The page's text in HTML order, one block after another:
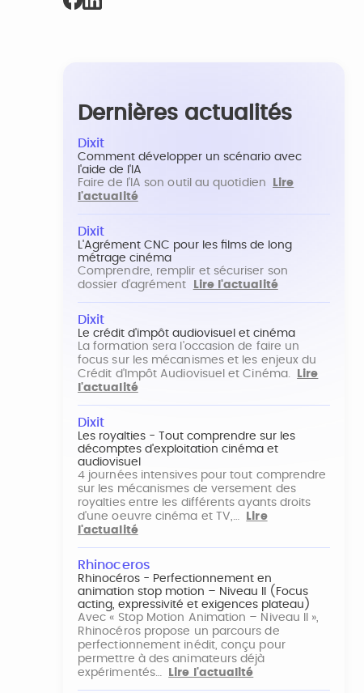
Dernières actualités
Dixit
Comment développer un scénario avec
l'aide de l'IA
Faire de l'IA son outil au quotidien
Lire
l'actualité
Dixit
L'Agrément CNC pour les films de long
métrage cinéma
Comprendre, remplir et sécuriser son
dossier d'agrément
Lire l'actualité
Dixit
Le crédit d'impôt audiovisuel et cinéma
La formation sera l'occasion de faire un
focus sur les mécanismes et les enjeux du
Crédit d'Impôt Audiovisuel et Cinéma.
Lire
l'actualité
Dixit
Les royalties - Tout comprendre sur les
décomptes d'exploitation cinéma et
audiovisuel
4 journées intensives pour tout comprendre
sur les mécanismes de versement des
royalties entre les différents ayants droits
d'une oeuvre cinéma et TV,…
Lire
l'actualité
Rhinoceros
Rhinocéros - Perfectionnement en
animation stop motion – Niveau II (Focus
acting, expressivité et exigences plateau)
Avec « Stop Motion Animation – Niveau II »,
Rhinocéros propose un parcours de
perfectionnement inédit, conçu pour
permettre à des animateurs déjà
expérimentés…
Lire l'actualité